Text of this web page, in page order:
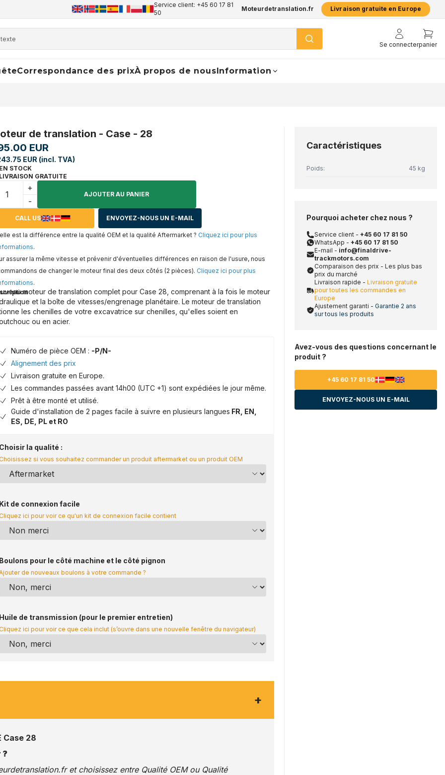
Service client: +45 60 17 81
50
Moteurdetranslation.fr Livraison gratuite en Europe
Se connecterpanier
Correspondance des prixÀ propos de nousInformation
de translation - Case - 28
EUR
EUR (incl. TVA)
EN STOCK
LIVRAISON GRATUITE
+
-
AJOUTER AU PANIER
CALL US ENVOYEZ-NOUS UN E-MAIL
est la différence entre la qualité OEM et la qualité Aftermarket ? Cliquez ici pour plus
.
assurer la même vitesse et prévenir d'éventuelles différences en raison de l'usure, nous
de changer le moteur final des deux côtés (2 pièces). Cliquez ici pour plus
.
moteur de translation complet pour Case 28, comprenant à la fois le moteur
et la boîte de vitesses/engrenage planétaire. Le moteur de translation
les chenilles de votre excavatrice sur chenilles, qu'elles soient en
ou en acier.
Numéro de pièce OEM : -P/N-
Alignement des prix
Livraison gratuite en Europe.
Les commandes passées avant 14h00 (UTC +1) sont expédiées le jour même.
Prêt à être monté et utilisé.
Guide d'installation de 2 pages facile à suivre en plusieurs langues FR, EN,
ES, DE, PL et RO
Choisir la qualité :
si vous souhaitez commander un produit aftermarket ou un produit OEM
Kit de connexion facile
ici pour voir ce qu'un kit de connexion facile contient
Boulons pour le côté machine et le côté pignon
de nouveaux boulons à votre commande ?
Huile de transmission (pour le premier entretien)
ici pour voir ce que cela inclut (s’ouvre dans une nouvelle fenêtre du navigateur)
+
Case 28
?
et choisissez entre Qualité OEM ou Qualité
Caractéristiques
Poids: 45 kg
Pourquoi acheter chez nous ?
Service client - +45 60 17 81 50
WhatsApp - +45 60 17 81 50
E-mail - info@finaldrive-
trackmotors.com
Comparaison des prix - Les plus bas
prix du marché
Livraison rapide - Livraison gratuite
pour toutes les commandes en
Europe
Ajustement garanti - Garantie 2 ans
sur tous les produits
Avez-vous des questions concernant le
produit ?
+45 60 17 81 50
ENVOYEZ-NOUS UN E-MAIL